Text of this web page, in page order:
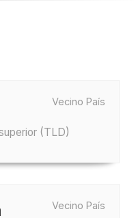
Vecino País
(TLD)
Vecino País